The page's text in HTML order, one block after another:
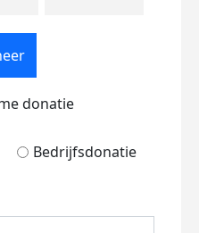
donatie
Bedrijfsdonatie